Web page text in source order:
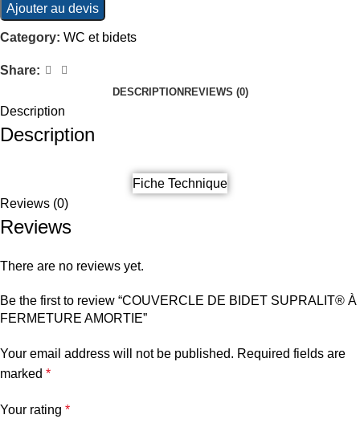
Ajouter au devis
Category: WC et bidets
Share:
DESCRIPTIONREVIEWS (0)
Description
Description
Fiche Technique
Reviews (0)
Reviews
There are no reviews yet.
Be the first to review “COUVERCLE DE BIDET SUPRALIT® À
FERMETURE AMORTIE”
Your email address will not be published. Required fields are
marked *
Your rating *